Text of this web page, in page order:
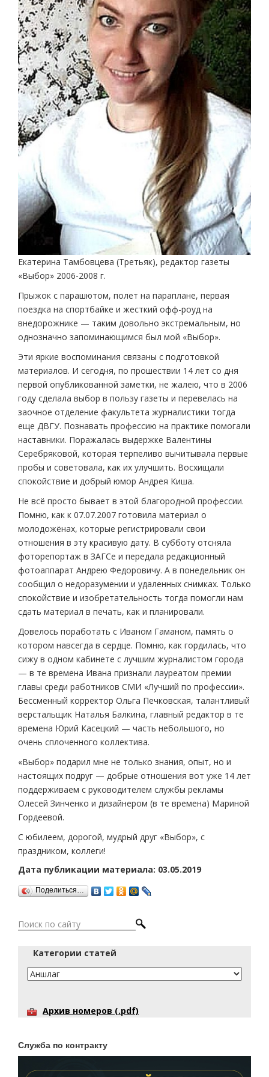
Екатерина Тамбовцева (Третьяк), редактор газеты
«Выбор» 2006-2008 г.
Прыжок с парашютом, полет на параплане, первая
поездка на спортбайке и жесткий офф-роуд на
внедорожнике — таким довольно экстремальным, но
однозначно запоминающимся был мой «Выбор».
Эти яркие воспоминания связаны с подготовкой
материалов. И сегодня, по прошествии 14 лет со дня
первой опубликованной заметки, не жалею, что в 2006
году сделала выбор в пользу газеты и перевелась на
заочное отделение факультета журналистики тогда
еще ДВГУ. Познавать профессию на практике помогали
наставники. Поражалась выдержке Валентины
Серебряковой, которая терпеливо вычитывала первые
пробы и советовала, как их улучшить. Восхищали
спокойствие и добрый юмор Андрея Киша.
Не всё просто бывает в этой благородной профессии.
Помню, как к 07.07.2007 готовила материал о
молодожёнах, которые регистрировали свои
отношения в эту красивую дату. В субботу отсняла
фоторепортаж в ЗАГСе и передала редакционный
фотоаппарат Андрею Федоровичу. А в понедельник он
сообщил о недоразумении и удаленных снимках. Только
спокойствие и изобретательность тогда помогли нам
сдать материал в печать, как и планировали.
Довелось поработать с Иваном Гаманом, память о
котором навсегда в сердце. Помню, как гордилась, что
сижу в одном кабинете с лучшим журналистом города
— в те времена Ивана признали лауреатом премии
главы среди работников СМИ «Лучший по профессии».
Бессменный корректор Ольга Печковская, талантливый
верстальщик Наталья Балкина, главный редактор в те
времена Юрий Касецкий — часть небольшого, но
очень сплоченного коллектива.
«Выбор» подарил мне не только знания, опыт, но и
настоящих подруг — добрые отношения вот уже 14 лет
поддерживаем с руководителем службы рекламы
Олесей Зинченко и дизайнером (в те времена) Мариной
Гордеевой.
С юбилеем, дорогой, мудрый друг «Выбор», с
праздником, коллеги!
Дата публикации материала: 03.05.2019
Поделиться…
Категории статей
Архив номеров (.pdf)
Служба по контракту